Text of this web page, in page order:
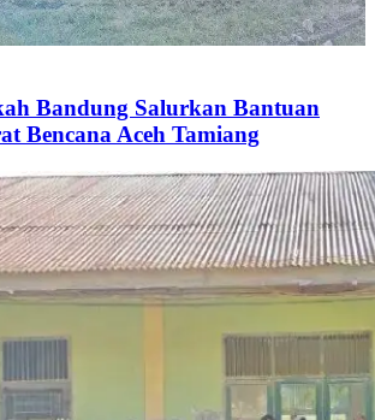
Bandung Salurkan Bantuan
Bencana Aceh Tamiang